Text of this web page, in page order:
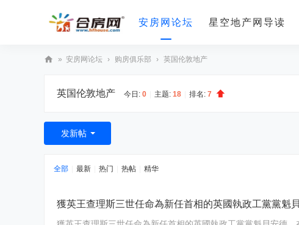
安房网论坛 星空地产网导读
» 安房网论坛 › 购房俱乐部 › 英国伦敦地产
英国伦敦地产 今日: 0 主题: 18 排名: 7
发新帖
全部 最新 热门 热帖 精华
獲英王查理斯三世任命為新任首相的英國執政工黨黨魁